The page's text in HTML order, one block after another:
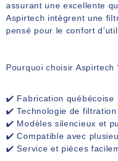
assurant une excellente
Aspirtech intègrent une
pensé pour le confort
Pourquoi choisir Aspirtech
✔️ Fabrication québécoise
✔️ Technologie de filtration
✔️ Modèles silencieux et
✔️ Compatible avec
✔️ Service et pièces